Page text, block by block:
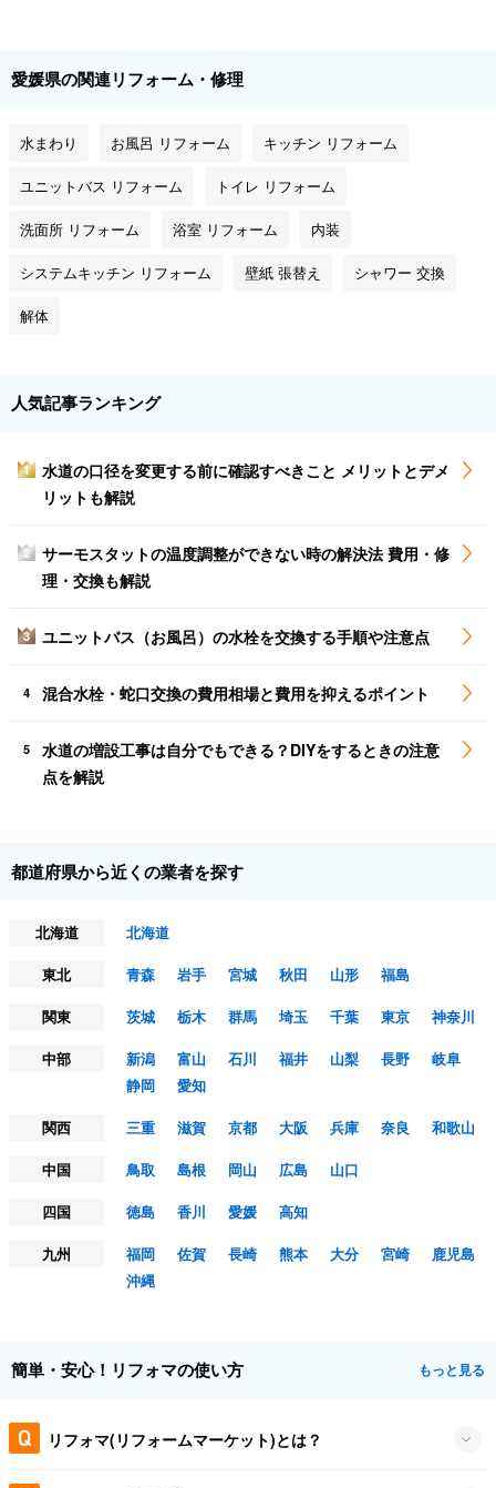
愛媛県の関連リフォーム・修理
水まわり お風呂 リフォーム キッチン リフォーム
ユニットバス リフォーム トイレ リフォーム
洗面所 リフォーム 浴室 リフォーム 内装
システムキッチン リフォーム 壁紙 張替え シャワー 交換
解体
人気記事ランキング
1
水道の口径を変更する前に確認すべきこと メリットとデメ
リットも解説
2
サーモスタットの温度調整ができない時の解決法 費用・修
理・交換も解説
3 ユニットバス（お風呂）の水栓を交換する手順や注意点
4 混合水栓・蛇口交換の費用相場と費用を抑えるポイント
5
水道の増設工事は自分でもできる？DIYをするときの注意
点を解説
都道府県から近くの業者を探す
北海道
北海道
東北
青森 岩手 宮城 秋田 山形
福島
関東
茨城 栃木 群馬 埼玉 千葉 東京
神奈川
中部
新潟 富山 石川 福井 山梨 長野
岐阜
静岡
愛知
関西
三重 滋賀 京都 大阪 兵庫 奈良
和歌山
中国
鳥取 島根 岡山 広島
山口
四国
徳島 香川 愛媛
高知
九州
福岡 佐賀 長崎 熊本 大分 宮崎
鹿児島
沖縄
簡単・安心！リフォマの使い方 もっと見る
リフォマ(リフォームマーケット)とは？